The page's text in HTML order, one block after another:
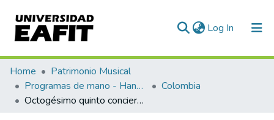
Log In (current)
Communities & Collections
All of DSpace
Home
Patrimonio Musical
Programas de mano - Hand programs
Colombia
Octogésimo quinto concierto de la Orquesta de la Sociedad de Conciertos Sinfónicos del Conservatorio